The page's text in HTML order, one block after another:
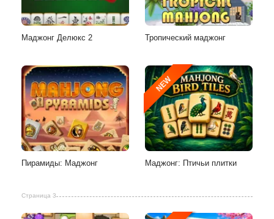
Маджонг Делюкс 2 Тропический маджонг
Пирамиды: Маджонг
NEW
Маджонг: Птичьи плитки
Страница 3